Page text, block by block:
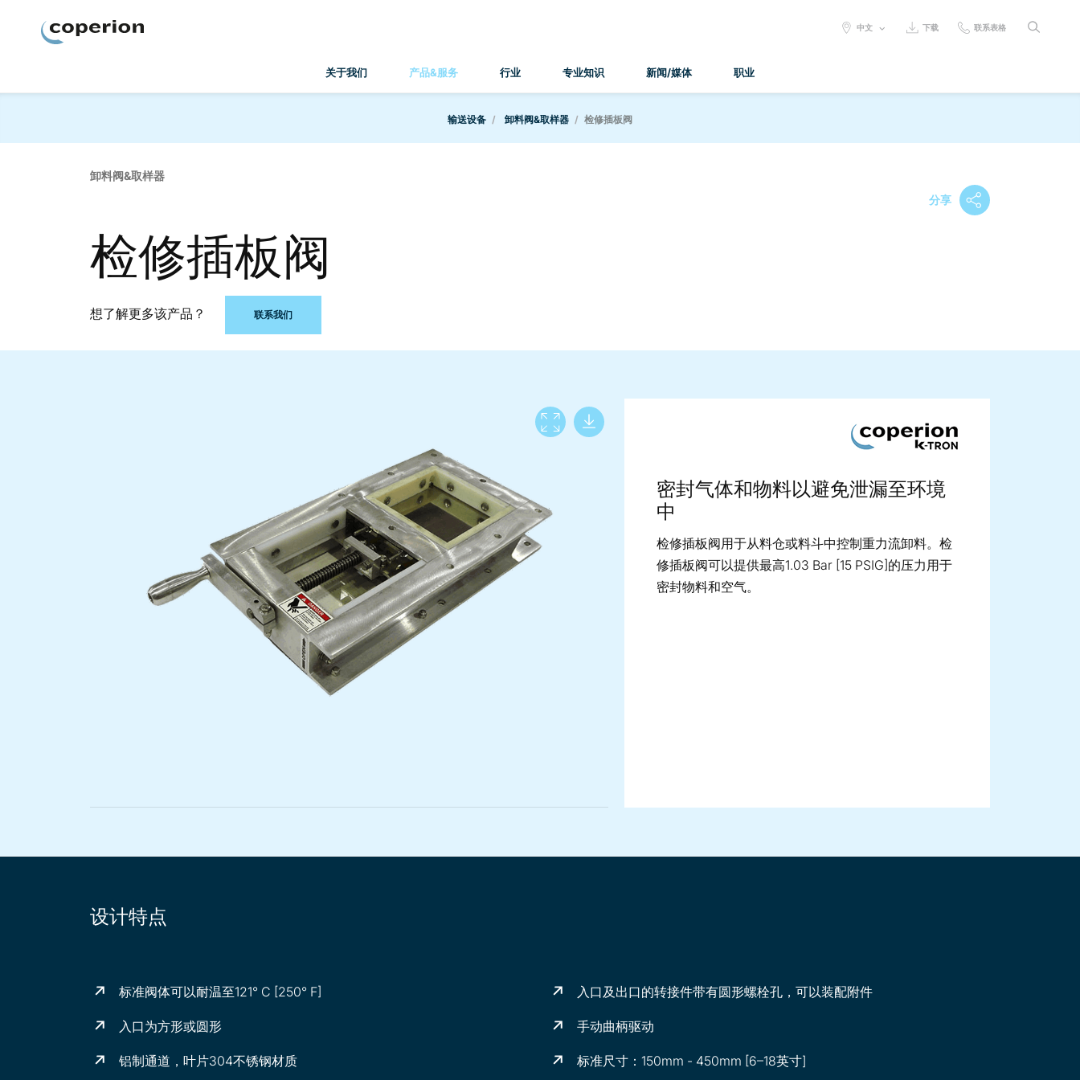
关于我们 产品&服务 行业 专业知识 新闻/媒体 职业
SELECT
中文 下载 联系表格
输送设备 卸料阀&取样器 检修插板阀
卸料阀&取样器
分享
检修插板阀
想了解更多该产品？ 联系我们
View full screen
密封气体和物料以避免泄漏至环境
中
检修插板阀用于从料仓或料斗中控制重力流卸料。检
修插板阀可以提供最高1.03 Bar [15 PSIG]的压力用于
密封物料和空气。
设计特点
标准阀体可以耐温至121° C [250° F]
入口为方形或圆形
铝制通道，叶片304不锈钢材质
入口及出口的转接件带有圆形螺栓孔，可以装配附件
手动曲柄驱动
标准尺寸：150mm - 450mm [6–18英寸]